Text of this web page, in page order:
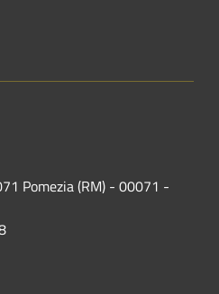
Pomezia (RM) - 00071 -